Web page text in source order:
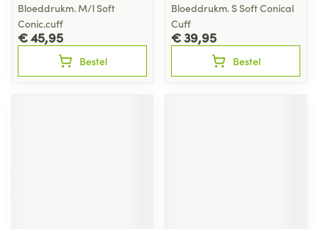
Bloeddrukm. M/l Soft
Conic.cuff
€ 45,95
Bestel
Bloeddrukm. S Soft Conical
Cuff
€ 39,95
Bestel